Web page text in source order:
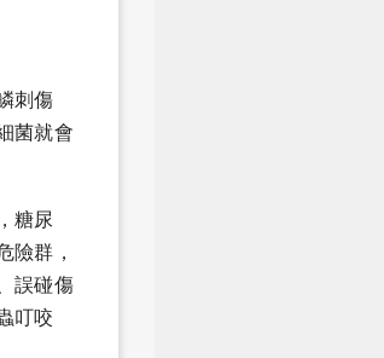
刺傷
菌就會
糖尿
險群，
誤碰傷
叮咬